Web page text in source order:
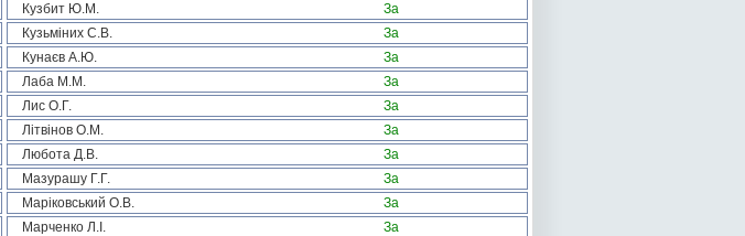
Кузбит Ю.М.
За
Кузьміних С.В.
За
Кунаєв А.Ю.
За
Лаба М.М.
За
Лис О.Г.
За
Літвінов О.М.
За
Любота Д.В.
За
Мазурашу Г.Г.
За
Маріковський О.В.
За
Марченко Л.І.
За